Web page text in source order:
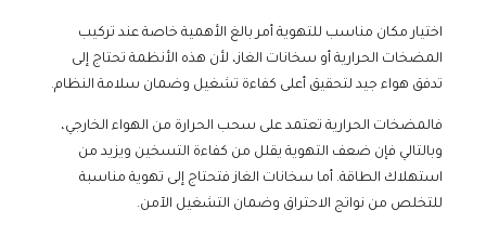
اختيار مكان مناسب للتهوية أمر بالغ الأهمية خاصة عند تركيب
المضخات الحرارية أو سخانات الغاز، لأن هذه الأنظمة تحتاج إلى
تدفق هواء جيد لتحقيق أعلى كفاءة تشغيل وضمان سلامة النظام.
فالمضخات الحرارية تعتمد على سحب الحرارة من الهواء الخارجي،
وبالتالي فإن ضعف التهوية يقلل من كفاءة التسخين ويزيد من
استهلاك الطاقة. أما سخانات الغاز فتحتاج إلى تهوية مناسبة
للتخلص من نواتج الاحتراق وضمان التشغيل الآمن.